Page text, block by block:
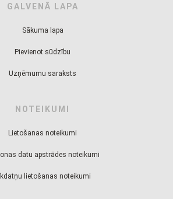
GALVENĀ LAPA
Sākuma lapa
Pievienot sūdzību
Uzņēmumu saraksts
NOTEIKUMI
Lietošanas noteikumi
datu apstrādes noteikumi
lietošanas noteikumi